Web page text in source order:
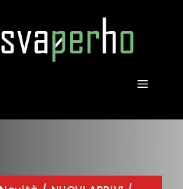
MENU